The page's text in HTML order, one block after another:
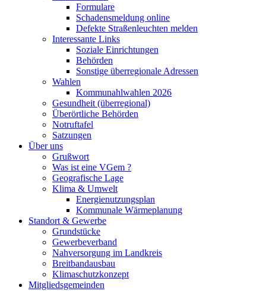
Formulare
Schadensmeldung online
Defekte Straßenleuchten melden
Interessante Links
Soziale Einrichtungen
Behörden
Sonstige überregionale Adressen
Wahlen
Kommunahlwahlen 2026
Gesundheit (überregional)
Überörtliche Behörden
Notruftafel
Satzungen
Über uns
Grußwort
Was ist eine VGem ?
Geografische Lage
Klima & Umwelt
Energienutzungsplan
Kommunale Wärmeplanung
Standort & Gewerbe
Grundstücke
Gewerbeverband
Nahversorgung im Landkreis
Breitbandausbau
Klimaschutzkonzept
Mitgliedsgemeinden